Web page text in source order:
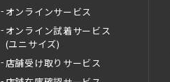
オンラインサービス
オンライン試着サービス
(ユニサイズ)
店舗受け取りサービス